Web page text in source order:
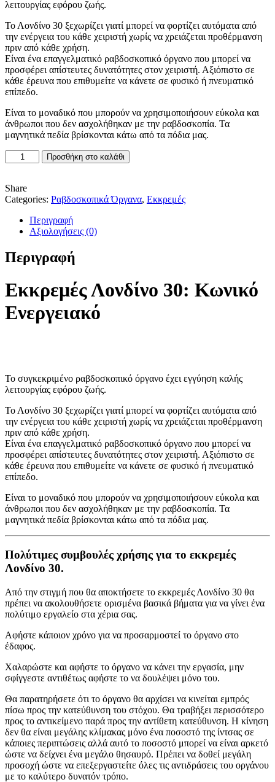
λειτουργίας εφόρου ζωής.
Το Λονδίνο 30 ξεχωρίζει γιατί μπορεί να φορτίζει αυτόματα από
την ενέργεια του κάθε χειριστή χωρίς να χρειάζεται προθέρμανση
πριν από κάθε χρήση.
Είναι ένα επαγγελματικό ραβδοσκοπικό όργανο που μπορεί να
προσφέρει απίστευτες δυνατότητες στον χειριστή. Αξιόπιστο σε
κάθε έρευνα που επιθυμείτε να κάνετε σε φυσικό ή πνευματικό
επίπεδο.
Είναι το μοναδικό που μπορούν να χρησιμοποιήσουν εύκολα και
άνθρωποι που δεν ασχολήθηκαν με την ραβδοσκοπία. Τα
μαγνητικά πεδία βρίσκονται κάτω από τα πόδια μας.
Εκκρεμές
Λονδίνο
-
Τριάντα:
Ενεργειακό
ποσότητα
Προσθήκη στο καλάθι
Share
Categories: Ραβδοσκοπικά Όργανα, Εκκρεμές
Περιγραφή
Αξιολογήσεις (0)
Περιγραφή
Εκκρεμές Λονδίνο 30: Κωνικό
Ενεργειακό
Το συγκεκριμένο ραβδοσκοπικό όργανο έχει εγγύηση καλής
λειτουργίας εφόρου ζωής.
Το Λονδίνο 30 ξεχωρίζει γιατί μπορεί να φορτίζει αυτόματα από
την ενέργεια του κάθε χειριστή χωρίς να χρειάζεται προθέρμανση
πριν από κάθε χρήση.
Είναι ένα επαγγελματικό ραβδοσκοπικό όργανο που μπορεί να
προσφέρει απίστευτες δυνατότητες στον χειριστή. Αξιόπιστο σε
κάθε έρευνα που επιθυμείτε να κάνετε σε φυσικό ή πνευματικό
επίπεδο.
Είναι το μοναδικό που μπορούν να χρησιμοποιήσουν εύκολα και
άνθρωποι που δεν ασχολήθηκαν με την ραβδοσκοπία. Τα
μαγνητικά πεδία βρίσκονται κάτω από τα πόδια μας.
Πολύτιμες συμβουλές χρήσης για το εκκρεμές
Λονδίνο 30.
Από την στιγμή που θα αποκτήσετε το εκκρεμές Λονδίνο 30 θα
πρέπει να ακολουθήσετε ορισμένα βασικά βήματα για να γίνει ένα
πολύτιμο εργαλείο στα χέρια σας.
Αφήστε κάποιον χρόνο για να προσαρμοστεί το όργανο στο
έδαφος.
Χαλαρώστε και αφήστε το όργανο να κάνει την εργασία, μην
σφίγγεστε αντιθέτως αφήστε το να δουλέψει μόνο του.
Θα παρατηρήσετε ότι το όργανο θα αρχίσει να κινείται εμπρός
πίσω προς την κατεύθυνση του στόχου. Θα τραβήξει περισσότερο
προς το αντικείμενο παρά προς την αντίθετη κατεύθυνση. Η κίνηση
δεν θα είναι μεγάλης κλίμακας μόνο ένα ποσοστό της ίντσας σε
κάποιες περιπτώσεις αλλά αυτό το ποσοστό μπορεί να είναι αρκετό
ώστε να δείχνει ένα μεγάλο θησαυρό. Πρέπει να δοθεί μεγάλη
προσοχή ώστε να επεξεργαστείτε όλες τις αντιδράσεις του οργάνου
με το καλύτερο δυνατόν τρόπο.